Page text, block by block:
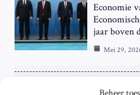
Economie
jaar boven
Mei 29,
ZAKELIJK